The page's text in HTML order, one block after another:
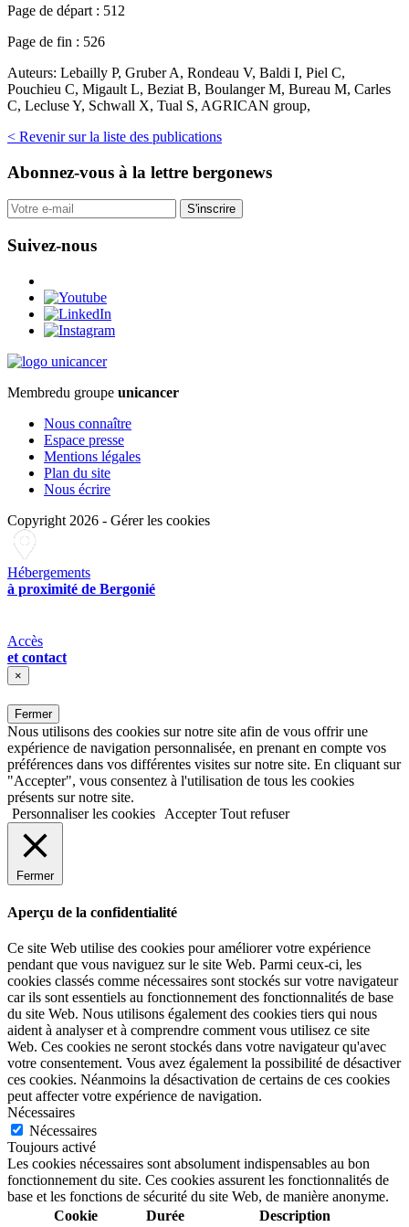
Page de départ : 512
Page de fin : 526
Auteurs: Lebailly P, Gruber A, Rondeau V, Baldi I, Piel C,
Pouchieu C, Migault L, Beziat B, Boulanger M, Bureau M, Carles
C, Lecluse Y, Schwall X, Tual S, AGRICAN group,
< Revenir sur la liste des publications
Abonnez-vous à la lettre bergonews
S'inscrire
Suivez-nous
Membredu groupe unicancer
Nous connaître
Espace presse
Mentions légales
Plan du site
Nous écrire
Copyright 2026 - Gérer les cookies
Hébergements
à proximité de Bergonié
Accès
et contact
×
Fermer
Nous utilisons des cookies sur notre site afin de vous offrir une
expérience de navigation personnalisée, en prenant en compte vos
préférences dans vos différentes visites sur notre site. En cliquant sur
"Accepter", vous consentez à l'utilisation de tous les cookies
présents sur notre site.
Personnaliser les cookies
Accepter Tout refuser
Fermer
Aperçu de la confidentialité
Ce site Web utilise des cookies pour améliorer votre expérience
pendant que vous naviguez sur le site Web. Parmi ceux-ci, les
cookies classés comme nécessaires sont stockés sur votre navigateur
car ils sont essentiels au fonctionnement des fonctionnalités de base
du site Web. Nous utilisons également des cookies tiers qui nous
aident à analyser et à comprendre comment vous utilisez ce site
Web. Ces cookies ne seront stockés dans votre navigateur qu'avec
votre consentement. Vous avez également la possibilité de désactiver
ces cookies. Néanmoins la désactivation de certains de ces cookies
peut affecter votre expérience de navigation.
Nécessaires
Nécessaires
Toujours activé
Les cookies nécessaires sont absolument indispensables au bon
fonctionnement du site. Ces cookies assurent les fonctionnalités de
base et les fonctions de sécurité du site Web, de manière anonyme.
Cookie
Durée Description